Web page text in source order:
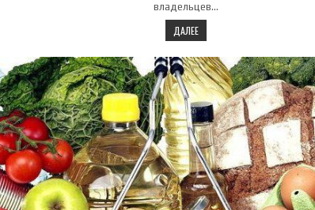
владельцев…
ДАЛЕЕ